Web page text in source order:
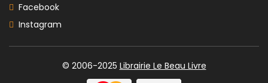
Facebook
Instagram
© 2006-2025 Librairie Le Beau Livre